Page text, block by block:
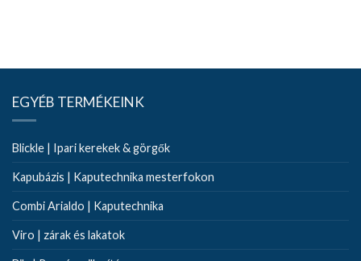
EGYÉB TERMÉKEINK
Blickle | Ipari kerekek & görgők
Kapubázis | Kaputechnika mesterfokon
Combi Arialdo | Kaputechnika
Viro | zárak és lakatok